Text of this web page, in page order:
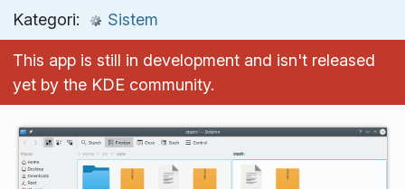
Kategori: Sistem
This app is still in development and isn't released
yet by the KDE community.